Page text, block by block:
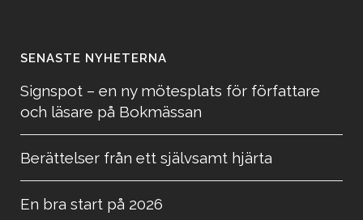
SENASTE NYHETERNA
Signspot – en ny mötesplats för författare
och läsare på Bokmässan
Berättelser från ett självsamt hjärta
En bra start på 2026